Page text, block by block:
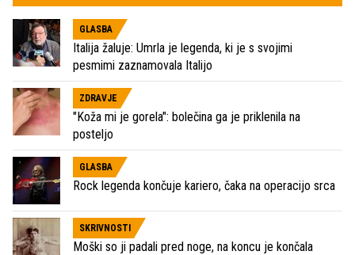
GLASBA
Italija žaluje: Umrla je legenda, ki je s svojimi
pesmimi zaznamovala Italijo
ZDRAVJE
"Koža mi je gorela": bolečina ga je priklenila na
posteljo
GLASBA
Rock legenda končuje kariero, čaka na operacijo srca
SKRIVNOSTI
Moški so ji padali pred noge, na koncu je končala